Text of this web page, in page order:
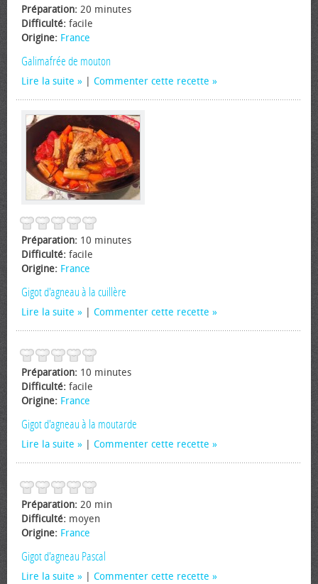
Préparation: 20 minutes
Difficulté: facile
Origine: France
Galimafrée de mouton
Lire la suite Commenter cette recette
Préparation: 10 minutes
Difficulté: facile
Origine: France
Gigot d'agneau à la cuillère
Lire la suite Commenter cette recette
Préparation: 10 minutes
Difficulté: facile
Origine: France
Gigot d'agneau à la moutarde
Lire la suite Commenter cette recette
Préparation: 20 min
Difficulté: moyen
Origine: France
Gigot d'agneau Pascal
Lire la suite Commenter cette recette